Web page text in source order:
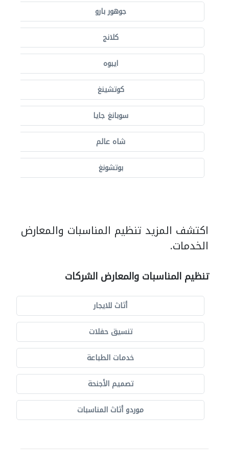
جوهور بارو
كلانج
ايبوه
كوتشينغ
سوبانغ جايا
شاه عالم
بوتشونغ
اكتشف المزيد تنظيم المناسبات والمعارض
الخدمات.
تنظيم المناسبات والمعارض الشركات
أثاث للايجار
تنسيق حفلات
خدمات الطباعة
تصميم الأجنحة
موردو أثاث المناسبات